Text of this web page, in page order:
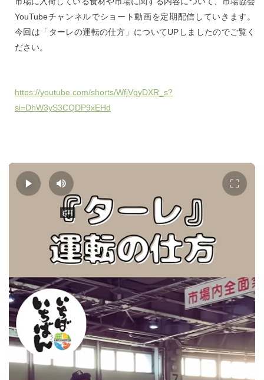
YouTubeチャンネルでショート動画を定期配信していきます。
今回は「ターレの運転の仕方」についてUPしましたのでご覧く
ださい。
https://youtube.com/shorts/WfjVqyDXR_s?
si=DhW3yS3CQDP9xEHd